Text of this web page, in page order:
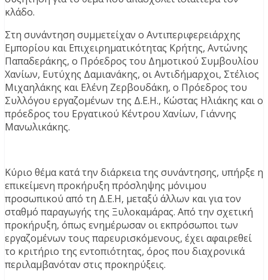
κλάδο.
Στη συνάντηση συμμετείχαν ο Αντιπεριφερειάρχης
Εμπορίου και Επιχειρηματικότητας Κρήτης, Αντώνης
Παπαδεράκης, ο Πρόεδρος του Δημοτικού Συμβουλίου
Χανίων, Ευτύχης Δαμιανάκης, οι Αντιδήμαρχοι, Στέλιος
Μιχαηλάκης και Ελένη Ζερβουδάκη, ο Πρόεδρος του
Συλλόγου εργαζομένων της Δ.Ε.Η., Κώστας Ηλιάκης και ο
πρόεδρος του Εργατικού Κέντρου Χανίων, Γιάννης
Μανωλικάκης.
Κύριο θέμα κατά την διάρκεια της συνάντησης, υπήρξε η
επικείμενη προκήρυξη πρόσληψης μόνιμου
προσωπικού από τη Δ.Ε.Η, μεταξύ άλλων και για τον
σταθμό παραγωγής της Ξυλοκαμάρας. Από την σχετική
προκήρυξη, όπως ενημέρωσαν οι εκπρόσωποι των
εργαζομένων τους παρευρισκόμενους, έχει αφαιρεθεί
το κριτήριο της εντοπιότητας, όρος που διαχρονικά
περιλαμβανόταν στις προκηρύξεις.